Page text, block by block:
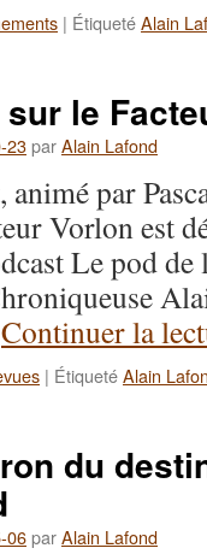
| ÉtiquetéAlain
le
23parAlain Lafond
animé par
Vorlon est
Le pod
Continuer la
| ÉtiquetéAlain
du
06parAlain Lafond